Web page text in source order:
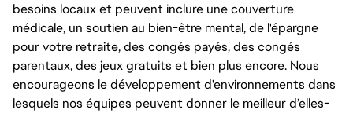
besoins locaux et peuvent inclure une couverture
médicale, un soutien au bien-être mental, de l'épargne
pour votre retraite, des congés payés, des congés
parentaux, des jeux gratuits et bien plus encore. Nous
encourageons le développement d'environnements dans
lesquels nos équipes peuvent donner le meilleur d’elles-